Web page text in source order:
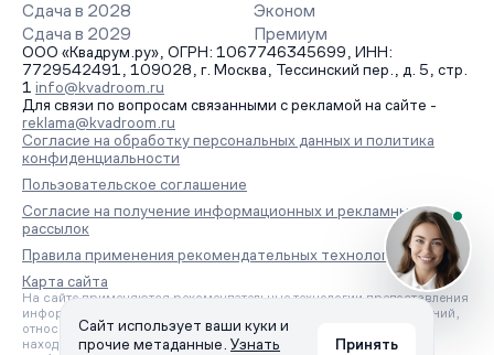
Сдача в 2028
Сдача в 2029
Эконом
Премиум
ООО «Квадрум.ру», ОГРН: 1067746345699, ИНН:
7729542491, 109028, г. Москва, Тессинский пер., д. 5, стр.
1 info@kvadroom.ru
Для связи по вопросам связанными с рекламой на сайте -
reklama@kvadroom.ru
Согласие на обработку персональных данных и политика
конфиденциальности
Пользовательское соглашение
Согласие на получение информационных и рекламных
рассылок
Правила применения рекомендательных технологий
Карта сайта
На сайте применяются рекомендательные технологии предоставления
информации на основе сбора, систематизации и анализа сведений,
относящихся к предпочтениям пользователей сети «Интернет»,
находящихся на территории Российской Федерации.
Сайт использует ваши куки и
прочие метаданные. Узнать
Принять